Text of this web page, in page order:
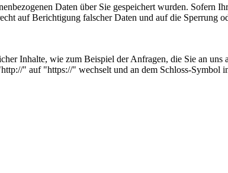
Daten über Sie gespeichert wurden. Sofern
auf Berichtigung falscher Daten und auf die Sperrung
Inhalte, wie zum Beispiel der Anfragen, die Sie an uns
" auf "https://" wechselt und an dem Schloss-Symbol